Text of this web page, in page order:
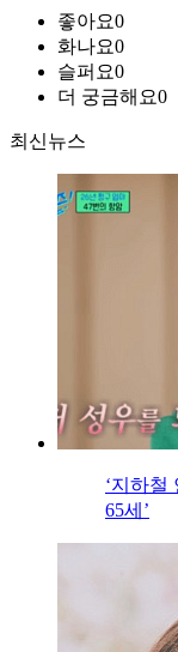
좋아요0
화나요0
슬퍼요0
더 궁금해요0
최신뉴스
‘지하철
65세’